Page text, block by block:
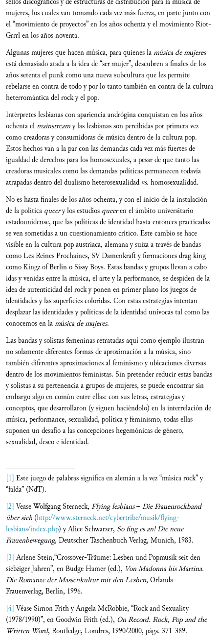
mujeres, los cuales van tomando cada vez más fuerza, en parte junto con
el “movimiento de proyectos” en los años ochenta y el movimiento Riot-
Grrrl en los años noventa.
Algunas mujeres que hacen música, para quienes lamúsica de mujeres
está demasiado atada a la idea de “ser mujer”, descubren a finales de los
años setenta el punk como una nueva subcultura que les permite
rebelarse en contra de todo y por lo tanto también en contra de la cultura
heterromántica del rock y el pop.
Intérpretes lesbianas con apariencia andrógina conquistan en los años
ochenta elmainstreamy las lesbianas son percibidas por primera vez
como creadoras y consumidoras de música dentro de la cultura pop.
Estos hechos van a la par con las demandas cada vez más fuertes de
igualdad de derechos para los homosexuales, a pesar de que tanto las
creadoras musicales como las demandas políticas permanecen todavía
atrapadas dentro del dualismo heterosexualidad vs. homosexualidad.
No es hasta finales de los años ochenta, y con el inicio de la instalación
de la política queery los estudios queeren el ámbito universitario
estadounidense, que las políticas de identidad hasta entonces practicadas
se ven sometidas a un cuestionamiento crítico. Este cambio se hace
visible en la cultura pop austriaca, alemana y suiza a través de bandas
como Les Reines Prochaines, SV Damenkraft y formaciones drag king
como Kingz of Berlin o Sissy Boys. Estas bandas y grupos llevan a cabo
idas y venidas entre la música, el arte y la performance, se despiden de la
idea de autenticidad del rock y ponen en primer plano los juegos de
identidades y las superficies coloridas. Con estas estrategias intentan
desplazar las identidades y políticas de la identidad unívocas tal como las
conocemos en lamúsica de mujeres.
Las bandas y solistas femeninas retratadas aquí como ejemplo ilustran
no solamente diferentes formas de aproximación a la música, sino
también diferentes aproximaciones al feminismo y ubicaciones diversas
dentro de los movimientos feministas. Sin pretender reducir estas bandas
y solistas a su pertenencia a grupos de mujeres, se puede encontrar sin
embargo algo en común entre ellas: con sus letras, estrategias y
conceptos, que desarrollaron (y siguen haciéndolo) en la interrelación de
música, performance, sexualidad, política y feminismo, todas ellas
suponen un desafío a las concepciones hegemónicas de género,
sexualidad, deseo e identidad.
[1] Este juego de palabras significa en alemán a la vez “música rock” y
“falda” (NdT).
[2] Vease Wolfgang Sterneck, Flying lesbians–Die Frauenrockband
über sich (http://www.sterneck.net/cybertribe/musik/flying-
lesbians/index.php) y Alice Schwarzer, So fing es an! Die neue
Frauenbewegung, Deutscher Taschenbuch Verlag, Munich, 1983.
[3] Arlene Stein,“Crossover-Träume: Lesben und Popmusik seit den
siebziger Jahren”, en Budge Hamer (ed.), Von Madonna bis Martina.
Die Romanze der Massenkultur mit den Lesben, Orlanda-
Frauenverlag, Berlín, 1996.
[4] Véase Simon Frith y Angela McRobbie, “Rock and Sexuality
(1978/1990)”, en Goodwin Frith (ed.), On Record. Rock, Pop and the
Written Word, Routledge, Londres, 1990/2000, págs. 371-389.